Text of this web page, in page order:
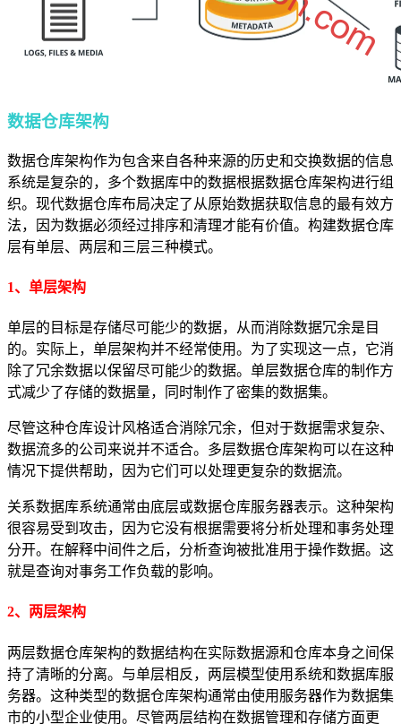
数据仓库架构
数据仓库架构作为包含来自各种来源的历史和交换数据的信息
系统是复杂的，多个数据库中的数据根据​​数据仓库架构进行组
织。现代数据仓库布局决定了从原始数据获取信息的最有效方
法，因为数据必须经过排序和清理才能有价值。构建数据仓库
层有单层、两层和三层三种模式。
1、 单层架构
单层的目标是存储尽可能少的数据，从而消除数据冗余是目
的。实际上，单层架构并不经常使用。为了实现这一点，它消
除了冗余数据以保留尽可能少的数据。单层数据仓库的制作方
式减少了存储的数据量，同时制作了密集的数据集。
尽管这种仓库设计风格适合消除冗余，但对于数据需求复杂、
数据流多的公司来说并不适合。多层数据仓库架构可以在这种
情况下提供帮助，因为它们可以处理更复杂的数据流。
关系数据库系统通常由底层或数据仓库服务器表示。这种架构
很容易受到攻击，因为它没有根据需要将分析处理和事务处理
分开。在解释中间件之后，分析查询被批准用于操作数据。这
就是查询对事务工作负载的影响。
2、两层架构
两层数据仓库架构的数据结构在实际数据源和仓库本身之间保
持了清晰的分离。与单层相反，两层模型使用系统和数据库服
务器。这种类型的数据仓库架构通常由使用服务器作为数据集
市的小型企业使用。尽管两层结构在数据管理和存储方面更